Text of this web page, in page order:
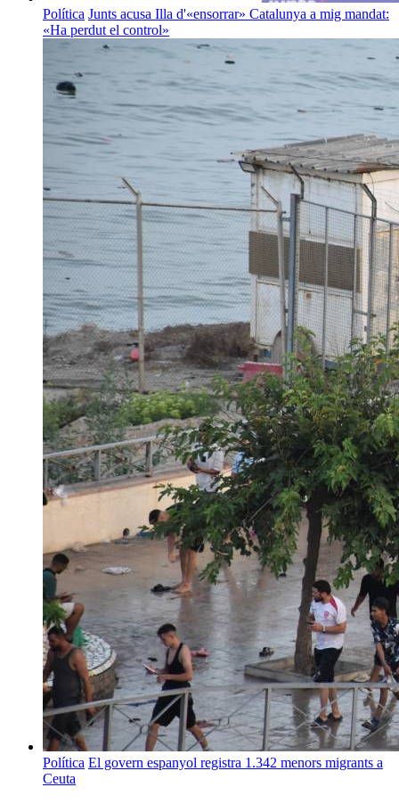
Política Junts acusa Illa d'«ensorrar» Catalunya a mig mandat:
«Ha perdut el control»
Política El govern espanyol registra 1.342 menors migrants a
Ceuta